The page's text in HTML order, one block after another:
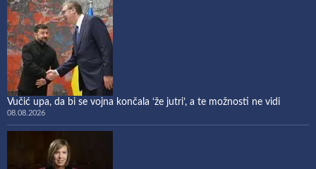
Vučić upa, da bi se vojna končala ‘že jutri’, a te možnosti ne vidi
08.08.2026